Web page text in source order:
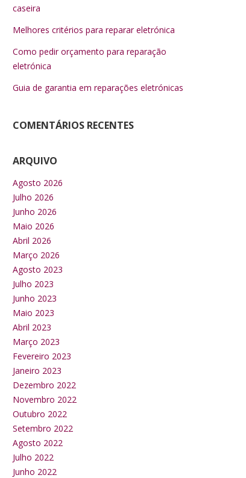
caseira
Melhores critérios para reparar eletrónica
Como pedir orçamento para reparação
eletrónica
Guia de garantia em reparações eletrónicas
COMENTÁRIOS RECENTES
ARQUIVO
Agosto 2026
Julho 2026
Junho 2026
Maio 2026
Abril 2026
Março 2026
Agosto 2023
Julho 2023
Junho 2023
Maio 2023
Abril 2023
Março 2023
Fevereiro 2023
Janeiro 2023
Dezembro 2022
Novembro 2022
Outubro 2022
Setembro 2022
Agosto 2022
Julho 2022
Junho 2022